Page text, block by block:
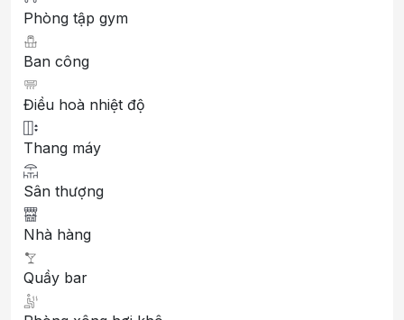
Phòng tập gym
Ban công
Điều hoà nhiệt độ
Thang máy
Sân thượng
Nhà hàng
Quầy bar